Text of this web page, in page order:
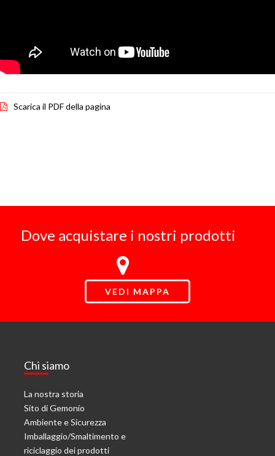
Scarica il PDF della pagina
Dove acquistare i nostri prodotti
VEDI MAPPA
Chi siamo
La nostra storia
Sito di Gemonio
Ambiente e Sicurezza
Imballaggio/Smaltimento e
riciclaggio dei prodotti